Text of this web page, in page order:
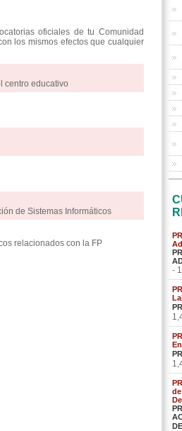
oficiales de tu Comunidad
los mismos efectos que cualquier
centro educativo
de Sistemas Informáticos
relacionados con la FP
-